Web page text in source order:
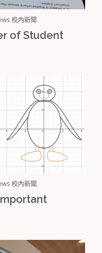
校內新聞
of Student
校內新聞